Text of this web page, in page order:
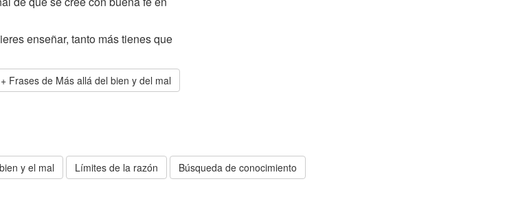
enseñar, tanto más tienes que
Frases de Más allá del bien y del mal
y el mal Límites de la razón Búsqueda de conocimiento